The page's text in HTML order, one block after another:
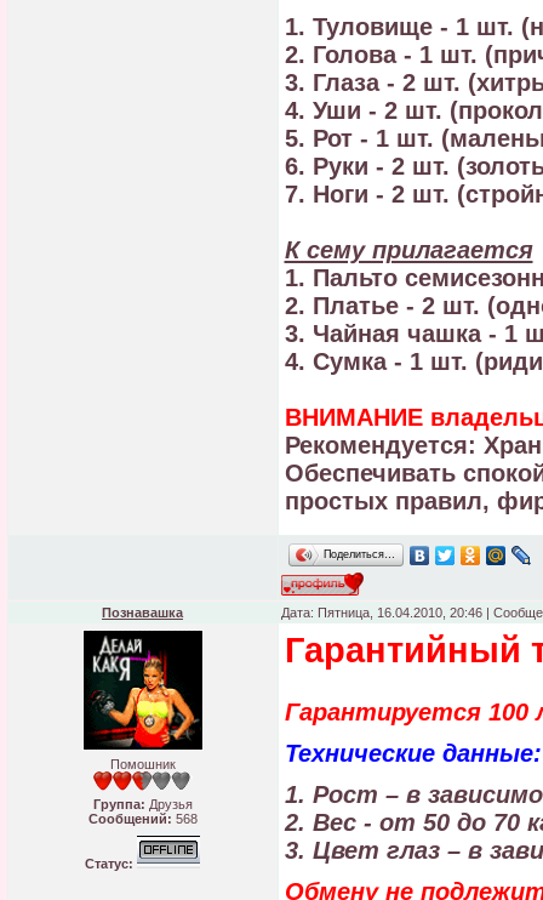
1. Туловище - 1 шт.
2. Голова - 1 шт.
3. Глаза - 2 шт.
4. Уши - 2 шт.
5. Рот - 1 шт.
6. Руки - 2 шт.
7. Ноги - 2 шт.
К сему прилагается
1. Пальто
2. Платье - 2 шт.
3. Чайная чашка - 1
4. Сумка - 1 шт.
ВНИМАНИЕ
Рекомендуется:
Обеспечивать
простых правил,
Поделиться…
Познавашка Дата: Пятница, 16.04.2010, 20:46 |
Помошник
Группа: Друзья
Сообщений: 568
Статус:
Гарантийный
Гарантируется
Технические данные:
1. Рост – в
2. Вес - от 50 до 70
3. Цвет глаз – в
Обмену не